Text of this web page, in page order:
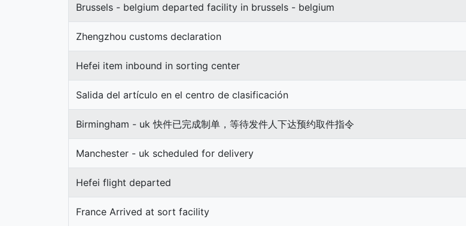
Brussels - belgium departed facility in brussels - belgium
Zhengzhou customs declaration
Hefei item inbound in sorting center
Salida del artículo en el centro de clasificación
Birmingham - uk 快件已完成制单，等待发件人下达预约取件指令
Manchester - uk scheduled for delivery
Hefei flight departed
France Arrived at sort facility